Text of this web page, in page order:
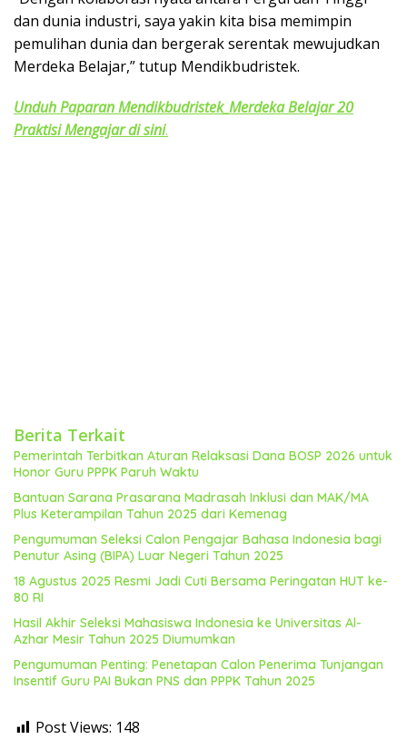
dan dunia industri, saya yakin kita bisa memimpin
pemulihan dunia dan bergerak serentak mewujudkan
Merdeka Belajar,” tutup Mendikbudristek.
Unduh Paparan Mendikbudristek_Merdeka Belajar 20
Praktisi Mengajar di sini.
Berita Terkait
Pemerintah Terbitkan Aturan Relaksasi Dana BOSP 2026 untuk
Honor Guru PPPK Paruh Waktu
Bantuan Sarana Prasarana Madrasah Inklusi dan MAK/MA
Plus Keterampilan Tahun 2025 dari Kemenag
Pengumuman Seleksi Calon Pengajar Bahasa Indonesia bagi
Penutur Asing (BIPA) Luar Negeri Tahun 2025
18 Agustus 2025 Resmi Jadi Cuti Bersama Peringatan HUT ke-
80 RI
Hasil Akhir Seleksi Mahasiswa Indonesia ke Universitas Al-
Azhar Mesir Tahun 2025 Diumumkan
Pengumuman Penting: Penetapan Calon Penerima Tunjangan
Insentif Guru PAI Bukan PNS dan PPPK Tahun 2025
Post Views: 148